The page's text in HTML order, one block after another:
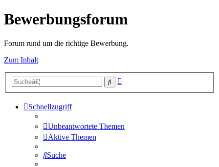
Bewerbungsforum
Forum rund um die richtige Bewerbung.
Zum Inhalt
Suche
Schnellzugriff
Unbeantwortete Themen
Aktive Themen
Suche